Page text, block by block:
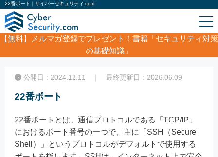
22番ポート｜サイバーセキュリティ.com
【無料】
メルマガ登録でプレゼント！書籍「セキュリティ対策
の基礎知識」
22番ポート
公開日：2024.12.11 ｜ 最終更新日：2026.06.09
22番ポート
22番ポートとは、通信プロトコルである「TCP/IP」
におけるポート番号の一つで、主に「SSH（Secure
Shell）」というプロトコルがデフォルトで使用する